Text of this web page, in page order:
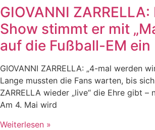
GIOVANNI
Show stimmt er mit
auf die Fußball-EM ein
GIOVANNI ZARRELLA: „4-mal werden
Lange mussten die Fans warten, bis sich
ZARRELLA wieder „live“ die Ehre gibt –
Am 4. Mai wird
Weiterlesen »